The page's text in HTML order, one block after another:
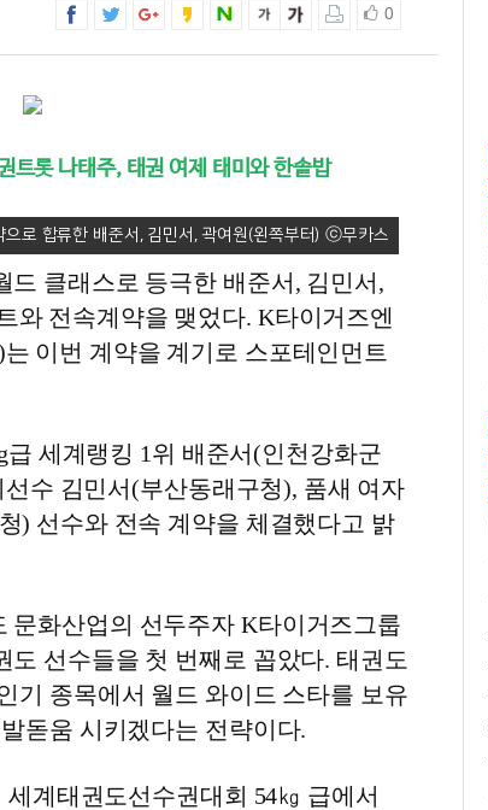
0
트롯 나태주, 태권 여제 태미와 한솥밥
로 합류한 배준서, 김민서, 곽여원(왼쪽부터)
드 클래스로 등극한 배준서, 김민서,
와 전속계약을 맺었다. K타이거즈엔
이번 계약을 계기로 스포테인먼트
세계랭킹 1위 배준서(인천강화군
수 김민서(부산동래구청), 품새 여자
) 선수와 전속 계약을 체결했다고 밝
문화산업의 선두주자 K타이거즈그룹
선수들을 첫 번째로 꼽았다. 태권도
기 종목에서 월드 와이드 스타를 보유
돋움 시키겠다는 전략이다.
계태권도선수권대회 54㎏ 급에서